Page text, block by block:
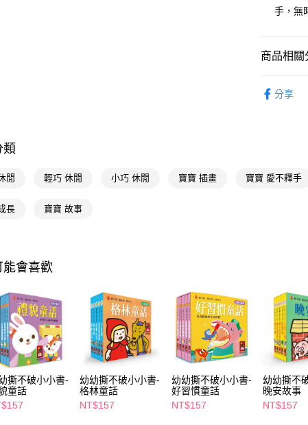
【關於「
１．簡單
※ 請注意
求債權轉
２．關於
https://
３．未成
「AFTEE
任。
４．使用
即時審查
結果請求
５．嚴禁
全家取貨付
萊爾富取貨
每筆
付款後7-
每筆
宅配(本島)
每筆
付款後寶
手，無
商品相關
分享
類
閒 輕巧 休閒 小巧 休閒 寶寶 插畫 寶寶 愛不釋手
長 寶寶 故事
能會喜歡
撕不破小小書-
童話
幼幼撕不破小小書-
格林童話
NT$157
幼幼撕不破小小書-
好習慣童話
NT$157
幼幼撕不
晚安故事
NT$157